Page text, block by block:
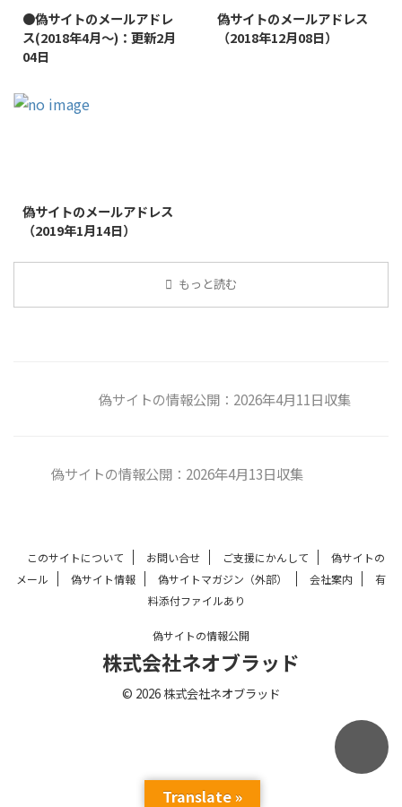
●偽サイトのメールアドレ
ス(2018年4月～)：更新2月
04日
偽サイトのメールアドレス
（2018年12月08日）
偽サイトのメールアドレス
（2019年1月14日）
もっと読む
偽サイトの情報公開：2026年4月11日収集
偽サイトの情報公開：2026年4月13日収集
このサイトについて お問い合せ ご支援にかんして
偽サイトの
メール
偽サイト情報 偽サイトマガジン（外部） 会社案内
有
料添付ファイルあり
偽サイトの情報公開
株式会社ネオブラッド
© 2026 株式会社ネオブラッド
Translate »